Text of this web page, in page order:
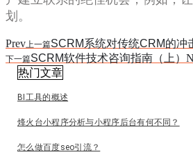
划。
Prev上一篇SCRM系统对传统CRM的冲
下一篇SCRM软件技术咨询指南（上）
热门文章
BI工具的概述
烽火台小程序分析与小程序后台有何不同？
怎么做百度seo引流？